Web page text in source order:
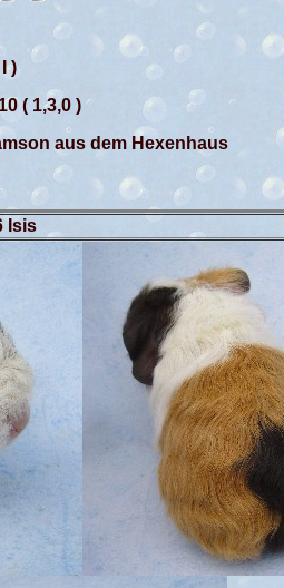
)
( 1,3,0 )
aus dem Hexenhaus
Isis